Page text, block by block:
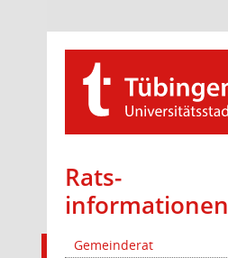
Rats­
informationen
Gemeinderat